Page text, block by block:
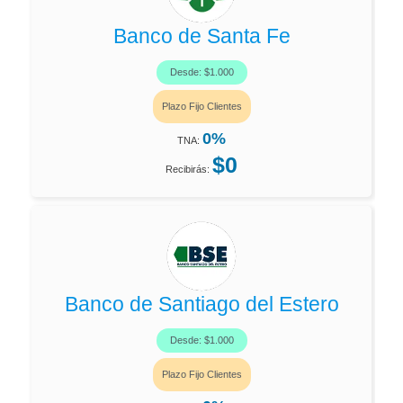
Banco de Santa Fe
Desde: $1.000
Plazo Fijo Clientes
TNA: 0%
Recibirás: $0
Banco de Santiago del Estero
Desde: $1.000
Plazo Fijo Clientes